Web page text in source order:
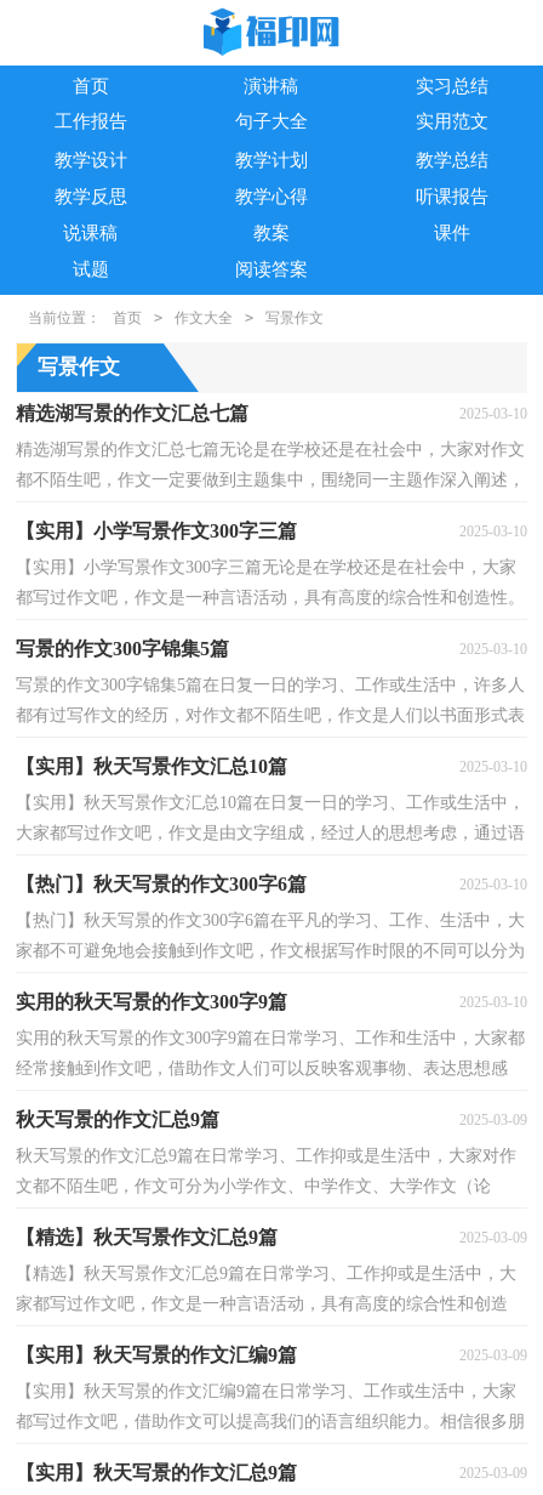
首页 演讲稿
实习总结
工作报告
句子大全
实用范文
教学设计
教学计划
教学总结
教学反思
教学心得
听课报告
说课稿
教案
课件
试题
阅读答案
当前位置： 首页 > 作文大全 > 写景作文
写景作文
精选湖写景的作文汇总七篇 2025-03-10
精选湖写景的作文汇总七篇无论是在学校还是在社会中，大家对作文
都不陌生吧，作文一定要做到主题集中，围绕同一主题作深入阐述，
【实用】小学写景作文300字三篇 2025-03-10
【实用】小学写景作文300字三篇无论是在学校还是在社会中，大家
都写过作文吧，作文是一种言语活动，具有高度的综合性和创造性。
写景的作文300字锦集5篇 2025-03-10
写景的作文300字锦集5篇在日复一日的学习、工作或生活中，许多人
都有过写作文的经历，对作文都不陌生吧，作文是人们以书面形式表
【实用】秋天写景作文汇总10篇 2025-03-10
【实用】秋天写景作文汇总10篇在日复一日的学习、工作或生活中，
大家都写过作文吧，作文是由文字组成，经过人的思想考虑，通过语
【热门】秋天写景的作文300字6篇 2025-03-10
【热门】秋天写景的作文300字6篇在平凡的学习、工作、生活中，大
家都不可避免地会接触到作文吧，作文根据写作时限的不同可以分为
实用的秋天写景的作文300字9篇 2025-03-10
实用的秋天写景的作文300字9篇在日常学习、工作和生活中，大家都
经常接触到作文吧，借助作文人们可以反映客观事物、表达思想感
秋天写景的作文汇总9篇 2025-03-09
秋天写景的作文汇总9篇在日常学习、工作抑或是生活中，大家对作
文都不陌生吧，作文可分为小学作文、中学作文、大学作文（论
【精选】秋天写景作文汇总9篇 2025-03-09
【精选】秋天写景作文汇总9篇在日常学习、工作抑或是生活中，大
家都写过作文吧，作文是一种言语活动，具有高度的综合性和创造
【实用】秋天写景的作文汇编9篇 2025-03-09
【实用】秋天写景的作文汇编9篇在日常学习、工作或生活中，大家
都写过作文吧，借助作文可以提高我们的语言组织能力。相信很多朋
【实用】秋天写景的作文汇总9篇 2025-03-09